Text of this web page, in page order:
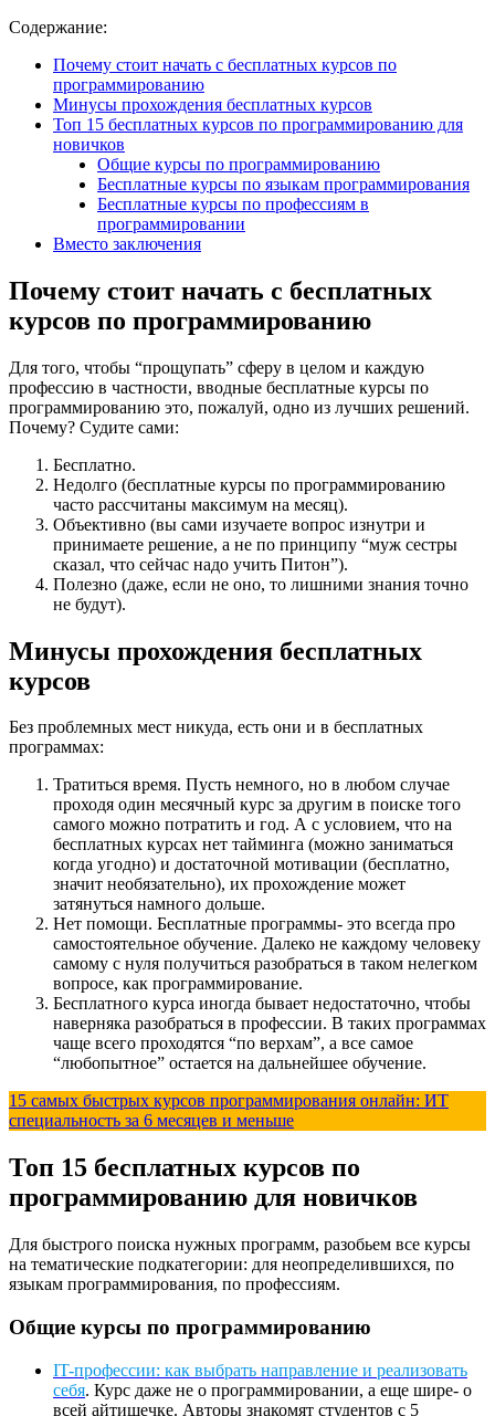
Содержание:
Почему стоит начать с бесплатных курсов по
программированию
Минусы прохождения бесплатных курсов
Топ 15 бесплатных курсов по программированию для
новичков
Общие курсы по программированию
Бесплатные курсы по языкам программирования
Бесплатные курсы по профессиям в
программировании
Вместо заключения
Почему стоит начать с бесплатных
курсов по программированию
Для того, чтобы “прощупать” сферу в целом и каждую
профессию в частности, вводные бесплатные курсы по
программированию это, пожалуй, одно из лучших решений.
Почему? Судите сами:
Бесплатно.
Недолго (бесплатные курсы по программированию
часто рассчитаны максимум на месяц).
Объективно (вы сами изучаете вопрос изнутри и
принимаете решение, а не по принципу “муж сестры
сказал, что сейчас надо учить Питон”).
Полезно (даже, если не оно, то лишними знания точно
не будут).
Минусы прохождения бесплатных
курсов
Без проблемных мест никуда, есть они и в бесплатных
программах:
Тратиться время. Пусть немного, но в любом случае
проходя один месячный курс за другим в поиске того
самого можно потратить и год. А с условием, что на
бесплатных курсах нет тайминга (можно заниматься
когда угодно) и достаточной мотивации (бесплатно,
значит необязательно), их прохождение может
затянуться намного дольше.
Нет помощи. Бесплатные программы- это всегда про
самостоятельное обучение. Далеко не каждому человеку
самому с нуля получиться разобраться в таком нелегком
вопросе, как программирование.
Бесплатного курса иногда бывает недостаточно, чтобы
наверняка разобраться в профессии. В таких программах
чаще всего проходятся “по верхам”, а все самое
“любопытное” остается на дальнейшее обучение.
15 самых быстрых курсов программирования онлайн: ИТ
специальность за 6 месяцев и меньше
Топ 15 бесплатных курсов по
программированию для новичков
Для быстрого поиска нужных программ, разобьем все курсы
на тематические подкатегории: для неопределившихся, по
языкам программирования, по профессиям.
Общие курсы по программированию
IT-профессии: как выбрать направление и реализовать
себя. Курс даже не о программировании, а еще шире- о
всей айтишечке. Авторы знакомят студентов с 5